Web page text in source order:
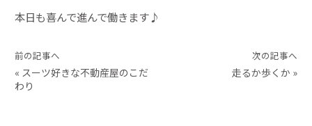
本日も喜んで進んで働きます♪
前の記事へ
« スーツ好きな不動産屋のこだ
わり
次の記事へ
走るか歩くか »